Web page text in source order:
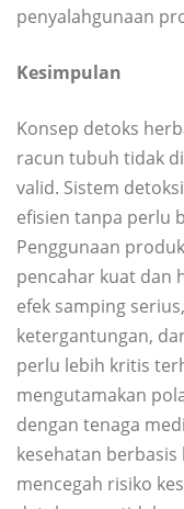
penyalahgunaan
Kesimpulan
Konsep detoks
racun tubuh tidak
valid. Sistem
efisien tanpa perlu
Penggunaan
pencahar kuat dan
efek samping
ketergantungan,
perlu lebih kritis
mengutamakan
dengan tenaga
kesehatan
mencegah risiko